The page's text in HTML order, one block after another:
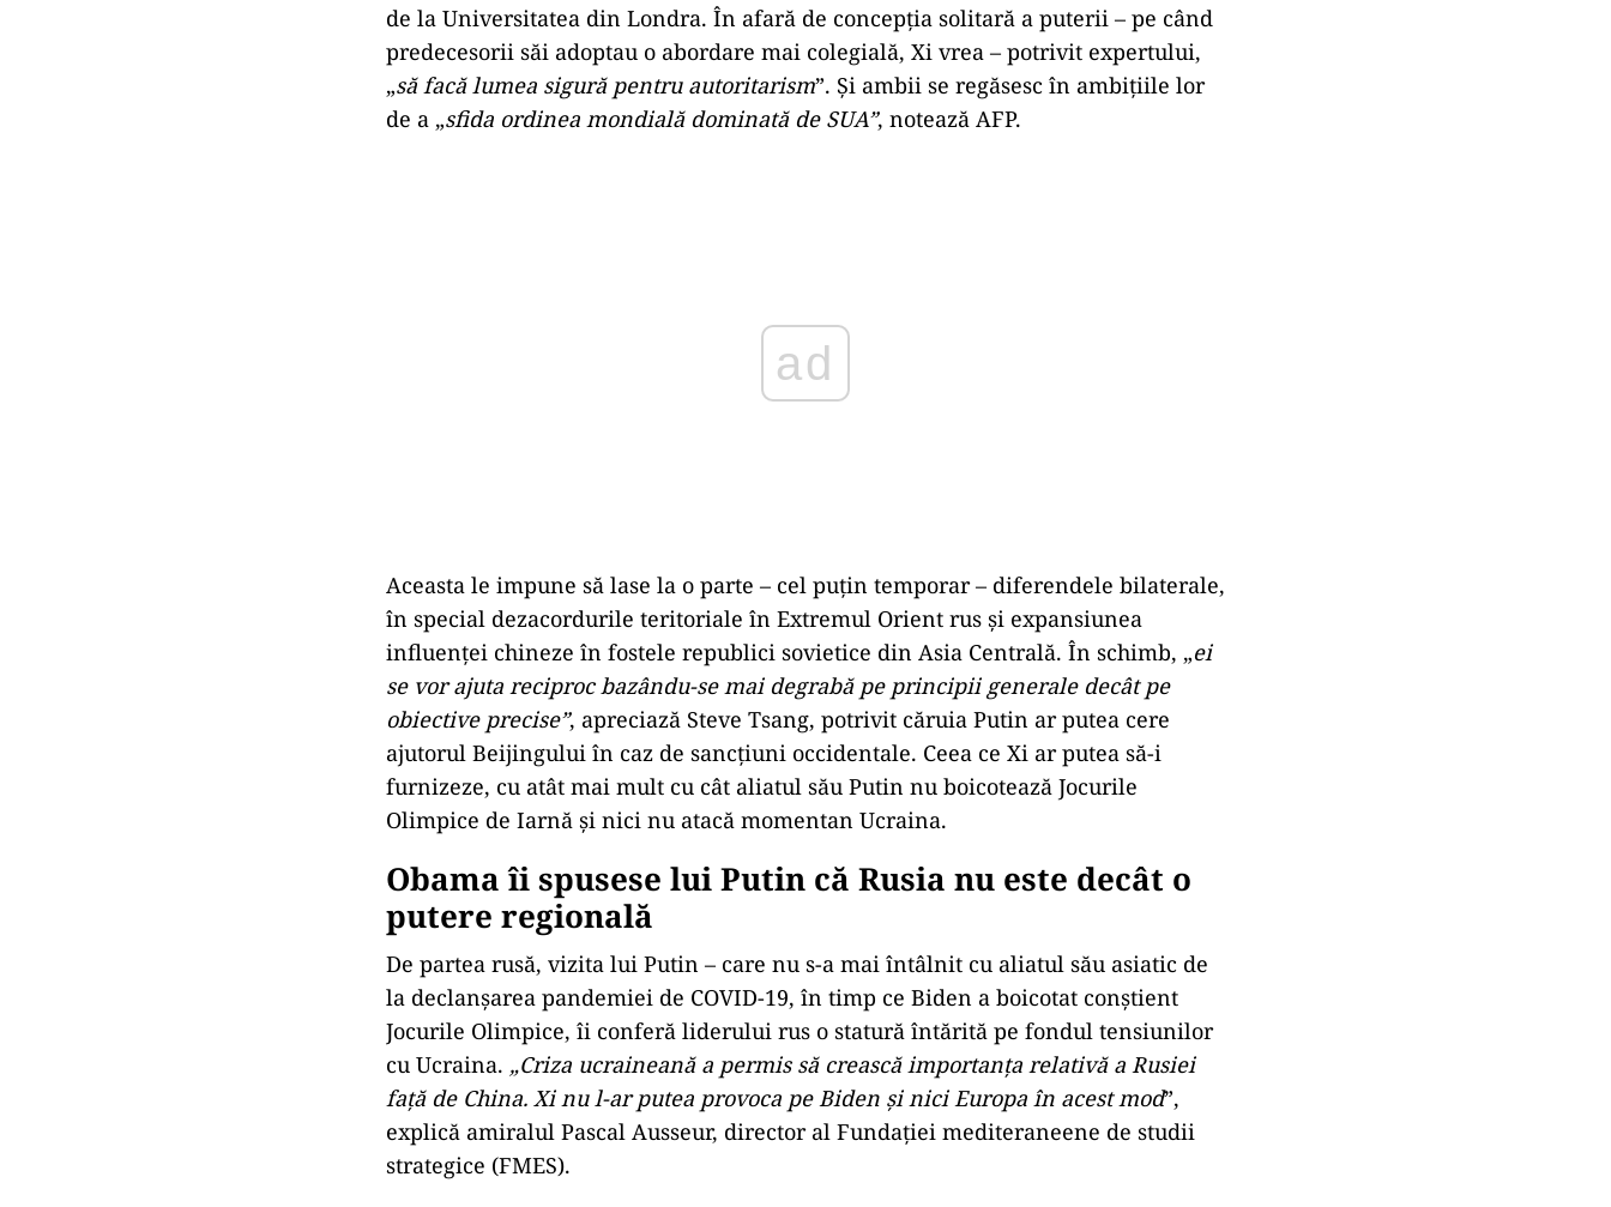
de la Universitatea din Londra. În afară de concepţia solitară a puterii – pe când
predecesorii săi adoptau o abordare mai colegială, Xi vrea – potrivit expertului,
„să facă lumea sigură pentru autoritarism”. Şi ambii se regăsesc în ambiţiile lor
de a „sfida ordinea mondială dominată de SUA”, notează AFP.
Aceasta le impune să lase la o parte – cel puţin temporar – diferendele bilaterale,
în special dezacordurile teritoriale în Extremul Orient rus şi expansiunea
influenţei chineze în fostele republici sovietice din Asia Centrală. În schimb, „ei
se vor ajuta reciproc bazându-se mai degrabă pe principii generale decât pe
obiective precise”, apreciază Steve Tsang, potrivit căruia Putin ar putea cere
ajutorul Beijingului în caz de sancţiuni occidentale. Ceea ce Xi ar putea să-i
furnizeze, cu atât mai mult cu cât aliatul său Putin nu boicotează Jocurile
Olimpice de Iarnă şi nici nu atacă momentan Ucraina.
Obama îi spusese lui Putin că Rusia nu este decât o
putere regională
De partea rusă, vizita lui Putin – care nu s-a mai întâlnit cu aliatul său asiatic de
la declanşarea pandemiei de COVID-19, în timp ce Biden a boicotat conştient
Jocurile Olimpice, îi conferă liderului rus o statură întărită pe fondul tensiunilor
cu Ucraina. „Criza ucraineană a permis să crească importanţa relativă a Rusiei
faţă de China. Xi nu l-ar putea provoca pe Biden şi nici Europa în acest mod”,
explică amiralul Pascal Ausseur, director al Fundaţiei mediteraneene de studii
strategice (FMES).